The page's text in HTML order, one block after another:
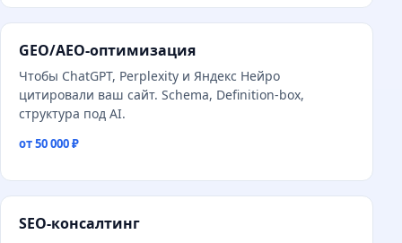
GEO/AEO-оптимизация
Чтобы ChatGPT, Perplexity и Яндекс Нейро
цитировали ваш сайт. Schema, Definition-box,
структура под AI.
от 50 000 ₽
SEO-консалтинг